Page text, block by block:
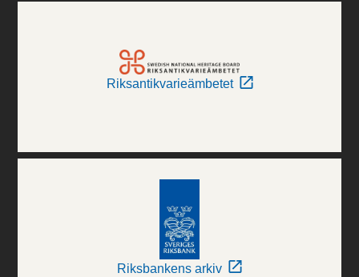
Riksantikvarieämbetet
Riksbankens arkiv